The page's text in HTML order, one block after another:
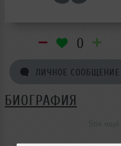
0
ЛИЧНОЕ СООБЩЕНИЕ
БИОГРАФИЯ